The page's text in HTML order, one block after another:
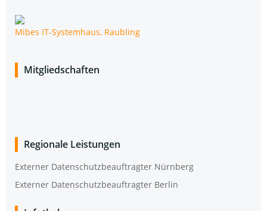
Mibes IT-Sys­tem­haus, Raubling
Mit­glied­schaf­ten
Regio­na­le Leistungen
Exter­ner Daten­schutz­be­auf­trag­ter Nürnberg
Exter­ner Daten­schutz­be­auf­trag­ter Berlin